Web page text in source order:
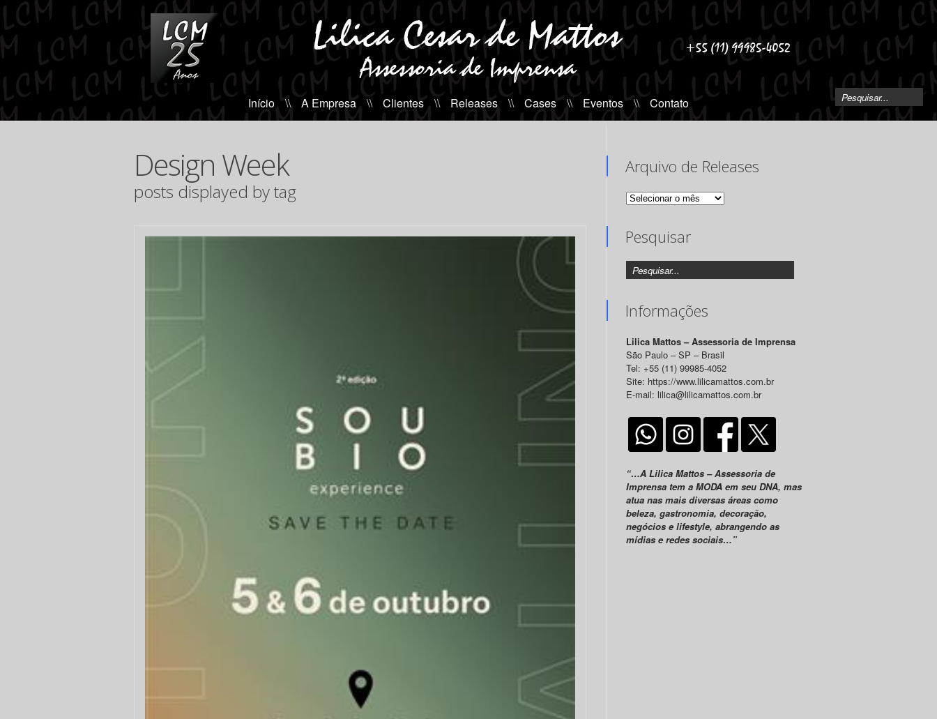
Início \\ A Empresa \\ Clientes \\ Releases \\ Cases \\ Eventos \\ Contato
Design Week
posts displayed by tag
Arquivo de Releases
Arquivo
Pesquisar
Informações
Lilica Mattos – Assessoria de Imprensa
São Paulo – SP – Brasil
Tel: +55 (11) 99985-4052
Site: https://www.lilicamattos.com.br
E-mail: lilica@lilicamattos.com.br
“…A Lilica Mattos – Assessoria de
Imprensa tem a MODA em seu DNA, mas
atua nas mais diversas áreas como
beleza, gastronomia, decoração,
negócios e lifestyle, abrangendo as
mídias e redes sociais…”